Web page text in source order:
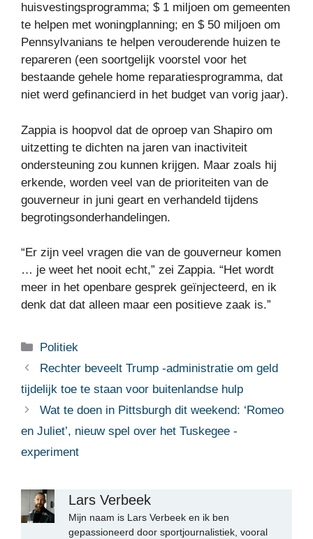
huisvestingsprogramma; $ 1 miljoen om gemeenten
te helpen met woningplanning; en $ 50 miljoen om
Pennsylvanians te helpen verouderende huizen te
repareren (een soortgelijk voorstel voor het
bestaande gehele home reparatiesprogramma, dat
niet werd gefinancierd in het budget van vorig jaar).
Zappia is hoopvol dat de oproep van Shapiro om
uitzetting te dichten na jaren van inactiviteit
ondersteuning zou kunnen krijgen. Maar zoals hij
erkende, worden veel van de prioriteiten van de
gouverneur in juni geart en verhandeld tijdens
begrotingsonderhandelingen.
“Er zijn veel vragen die van de gouverneur komen
… je weet het nooit echt,” zei Zappia. “Het wordt
meer in het openbare gesprek geïnjecteerd, en ik
denk dat dat alleen maar een positieve zaak is.”
Categorieën
Politiek
Rechter beveelt Trump -administratie om geld
tijdelijk toe te staan ​​voor buitenlandse hulp
Wat te doen in Pittsburgh dit weekend: ‘Romeo
en Juliet’, nieuw spel over het Tuskegee -
experiment
Lars Verbeek
Mijn naam is Lars Verbeek en ik ben
gepassioneerd door sportjournalistiek, vooral